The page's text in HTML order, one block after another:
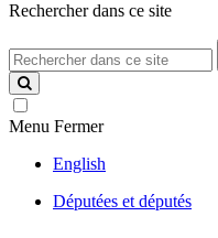
Rechercher dans ce site
Rechercher
dans
ce
site
Menu Fermer
English
Députées et députés